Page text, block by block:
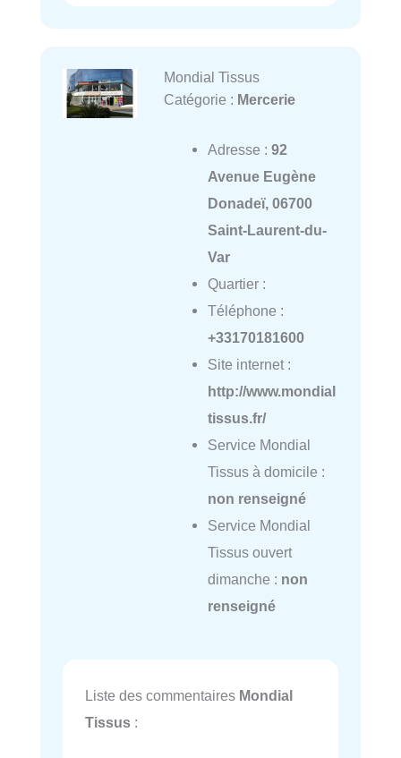
Mondial Tissus
Catégorie : Mercerie
Adresse : 92
Avenue Eugène
Donadeï, 06700
Saint-Laurent-du-
Var
Quartier :
Téléphone :
+33170181600
Site internet :
http://www.mondial
tissus.fr/
Service Mondial
Tissus à domicile :
non renseigné
Service Mondial
Tissus ouvert
dimanche : non
renseigné
Liste des commentaires Mondial
Tissus :